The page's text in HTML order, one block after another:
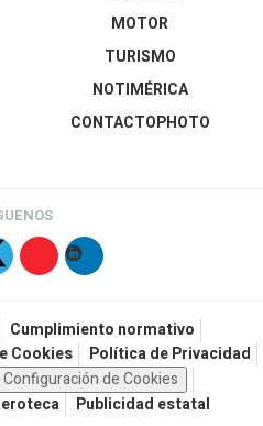
MOTOR
TURISMO
NOTIMÉRICA
CONTACTOPHOTO
Cumplimiento normativo
Cookies
Política de Privacidad
Configuración de Cookies
Publicidad estatal